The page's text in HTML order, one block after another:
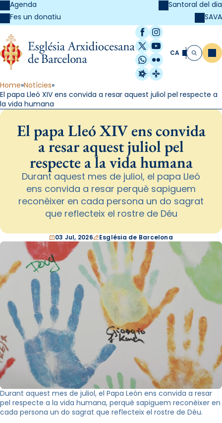
Agenda
Fes un donatiu
Santoral del dia
SAVA
Facebook
Instagram
X / Twitter
YouTube
WhatsApp
Flickr
Radio Estel
Catalunya
CA Cerca
Home Notícies
El papa Lleó XIV ens convida a resar aquest juliol pel respecte a
la vida humana
El papa Lleó XIV ens convida
a resar aquest juliol pel
respecte a la vida humana
Durant aquest mes de juliol, el papa Lleó
ens convida a resar perquè sapiguem
reconèixer en cada persona un do sagrat
que reflecteix el rostre de Déu
03 Jul, 2026 Església de Barcelona
Durant aquest mes de juliol, el Papa León ens convida a resar
pel respecte a la vida humana, perquè sapiguem reconèixer en
cada persona un do sagrat que reflecteix el rostre de Déu.